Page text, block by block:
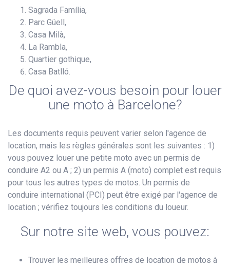
Sagrada Família,
Parc Güell,
Casa Milà,
La Rambla,
Quartier gothique,
Casa Batlló.
De quoi avez-vous besoin pour louer
une moto à Barcelone?
Les documents requis peuvent varier selon l'agence de
location, mais les règles générales sont les suivantes : 1)
vous pouvez louer une petite moto avec un permis de
conduire A2 ou A ; 2) un permis A (moto) complet est requis
pour tous les autres types de motos. Un permis de
conduire international (PCI) peut être exigé par l'agence de
location ; vérifiez toujours les conditions du loueur.
Sur notre site web, vous pouvez:
Trouver les meilleures offres de location de motos à